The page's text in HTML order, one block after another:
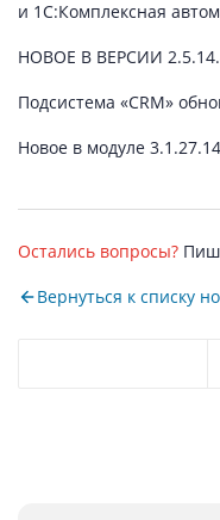
и 1С:Комплексная
НОВОЕ В ВЕРСИИ
Подсистема «CRM»
Новое в модуле
Остались вопросы?
Вернуться к списку